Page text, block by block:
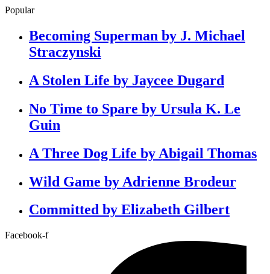
Popular
Becoming Superman by J. Michael
Straczynski
A Stolen Life by Jaycee Dugard
No Time to Spare by Ursula K. Le
Guin
A Three Dog Life by Abigail Thomas
Wild Game by Adrienne Brodeur
Committed by Elizabeth Gilbert
Facebook-f